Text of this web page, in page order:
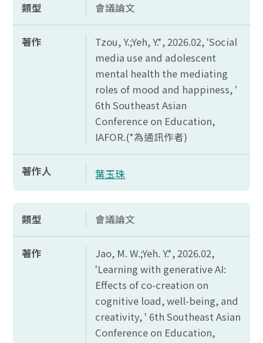
類型 會議論文
著作
Tzou, Y.;Yeh, Y.*, 2026.02, 'Social
media use and adolescent
mental health the mediating
roles of mood and happiness, '
6th Southeast Asian
Conference on Education,
IAFOR.(*為通訊作者)
著作人 葉玉珠
類型 會議論文
著作
Jao, M. W.;Yeh. Y.*, 2026.02,
'Learning with generative AI:
Effects of co-creation on
cognitive load, well-being, and
creativity, ' 6th Southeast Asian
Conference on Education,